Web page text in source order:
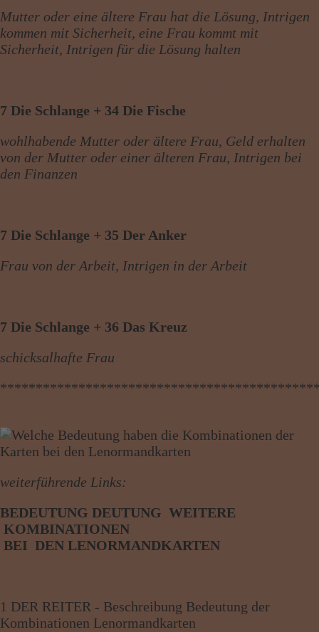
Mutter oder eine ältere Frau hat die Lösung, Intrigen
kommen mit Sicherheit, eine Frau kommt mit
Sicherheit, Intrigen für die Lösung halten
7 Die Schlange + 34 Die Fische
wohlhabende Mutter oder ältere Frau, Geld erhalten
von der Mutter oder einer älteren Frau, Intrigen bei
den Finanzen
7 Die Schlange + 35 Der Anker
Frau von der Arbeit, Intrigen in der Arbeit
7 Die Schlange + 36 Das Kreuz
schicksalhafte Frau
weiterführende Links:
BEDEUTUNG DEUTUNG WEITERE
KOMBINATIONEN
BEI DEN LENORMANDKARTEN
1 DER REITER - Beschreibung Bedeutung der
Kombinationen Lenormandkarten